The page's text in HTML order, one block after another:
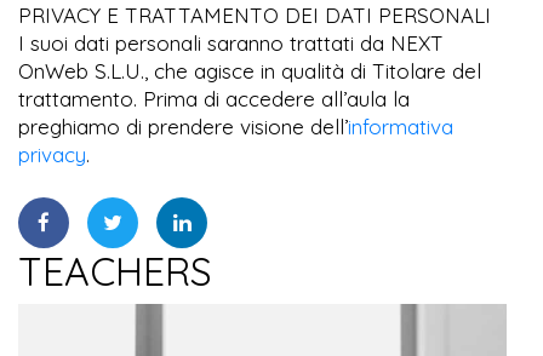
PRIVACY E TRATTAMENTO DEI DATI PERSONALI
I suoi dati personali saranno trattati da NEXT
OnWeb S.L.U., che agisce in qualità di Titolare del
trattamento. Prima di accedere all’aula la
preghiamo di prendere visione dell’informativa
privacy.
TEACHERS